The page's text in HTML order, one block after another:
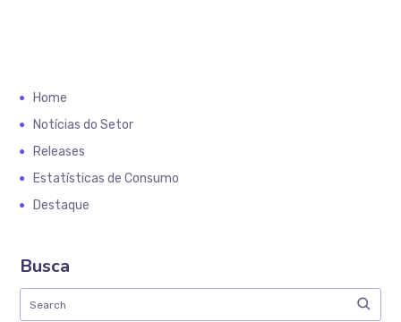
Home
Notícias do Setor
Releases
Estatísticas de Consumo
Destaque
Busca